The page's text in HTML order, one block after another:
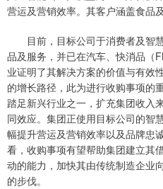
营运及营销效率。其客户涵盖食品
目前，目标公司于消费者及智
品及服务，并已在汽车、快消品（
业证明了其解决方案的价值与有效
的增长路径，此为进行收购事项的
踏足新兴行业之一，扩充集团收入
同效应。集团正使用目标公司的智
幅提升营运及营销效率以及品牌忠
看，收购事项有望帮助集团建立其
动的能力，加快其由传统制造企业
的步伐。